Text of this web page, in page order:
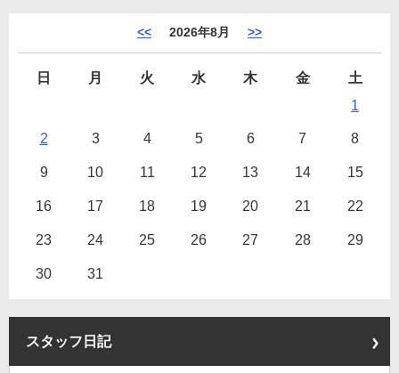
<< 2026年8月 >>
日 月 火 水 木 金
土
1
2 3 4 5 6 7 8
9 10 11 12 13 14 15
16 17 18 19 20 21 22
23 24 25 26 27 28 29
30 31
スタッフ日記